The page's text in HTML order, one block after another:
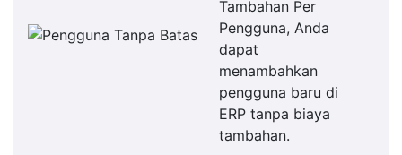
Tambahan Per
Pengguna, Anda
dapat
menambahkan
pengguna baru di
ERP tanpa biaya
tambahan.